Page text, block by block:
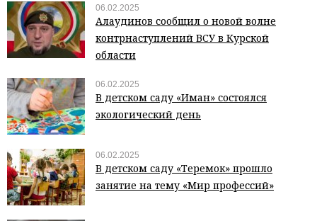
06.02.2025
Алаудинов сообщил о новой волне
контрнаступлений ВСУ в Курской
области
06.02.2025
В детском саду «Иман» состоялся
экологический день
06.02.2025
В детском саду «Теремок» прошло
занятие на тему «Мир профессий»